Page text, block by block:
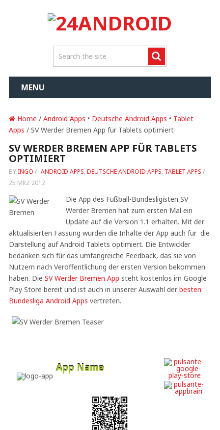
MENU
Home / Android Apps • Deutsche Android Apps • Tablet
Apps / SV Werder Bremen App für Tablets optimiert
SV WERDER BREMEN APP FÜR TABLETS
OPTIMIERT
BY INGO / ANDROID APPS, DEUTSCHE ANDROID APPS, TABLET APPS /
25 MRZ 2012
Die App des Fußball-Bundesligisten SV
Werder Bremen hat zum ersten Mal ein
Update auf die Version 1.1 erhalten. Mit der
aktualisierten Fassung wurden die Inhalte der App auch für die
Darstellung auf Android Tablets optimiert. Die Entwickler
bedanken sich für das umfangreiche Feedback, das sie von
Nutzern nach Veröffentlichung der ersten Version bekommen
haben. Die SV Werder Bremen App steht kostenlos im Google
Play Store bereit und ist auch in unserer Auswahl der besten
Bundesliga Android Apps vertreten.
App Name